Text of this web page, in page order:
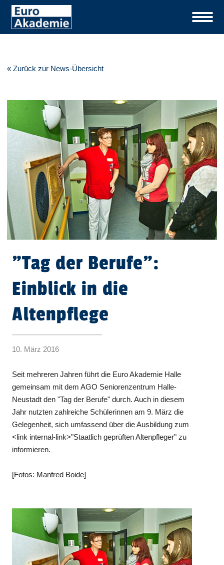
« Zurück zur News-Übersicht
"Tag der Berufe":
Einblick in die
Altenpflege
10. März 2016
Seit mehreren Jahren führt die Euro Akademie Halle
gemeinsam mit dem AGO Seniorenzentrum Halle-
Neustadt den "Tag der Berufe" durch. Auch in diesem
Jahr nutzten zahlreiche Schülerinnen am 9. März die
Gelegenheit, sich umfassend über die Ausbildung zum
<link internal-link>"Staatlich geprüften Altenpfleger" zu
informieren.
[Fotos: Manfred Boide]